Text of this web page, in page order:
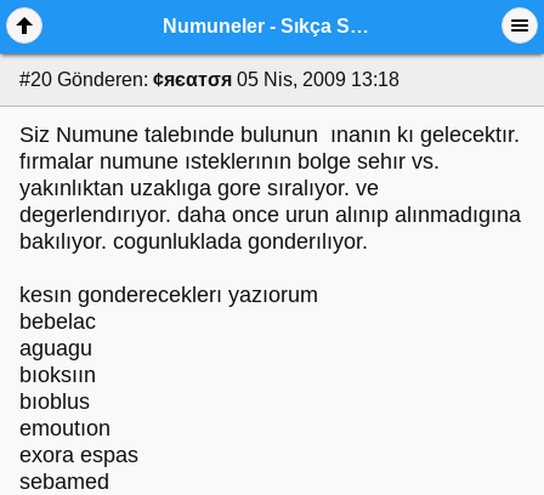
Numuneler - Sıkça Sorulan Sorular (SSS)
#20 Gönderen: ¢яєαтσя 05 Nis, 2009 13:18
Siz Numune talebınde bulunun ınanın kı gelecektır.
fırmalar numune ısteklerının bolge sehır vs.
yakınlıktan uzaklıga gore sıralıyor. ve
degerlendırıyor. daha once urun alınıp alınmadıgına
bakılıyor. cogunluklada gonderılıyor.
kesın gondereceklerı yazıorum
bebelac
aguagu
bıoksıın
bıoblus
emoutıon
exora espas
sebamed